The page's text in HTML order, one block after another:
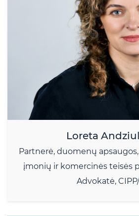
Loreta
Partnerė, duomenų
įmonių ir komercinės teisės
Advokatė,